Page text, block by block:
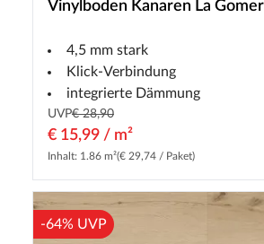
Vinylboden Kanaren La
4,5 mm stark
Klick-Verbindung
integrierte Dämmung
UVP€ 28,90
€ 15,99 / m²
Inhalt: 1.86 m²(€ 29,74 / Paket)
-64% UVP